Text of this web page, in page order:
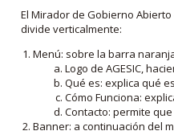
El Mirador de Gobierno
divide verticalmente:
Menú: sobre la barra
Logo de AGESIC,
Qué es: explica qué
Cómo Funciona:
Contacto: permite
Banner: a continuación del